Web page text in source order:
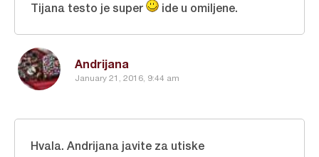
Andrijana
January 21, 2016, 9:44 am
Tijana testo je super ide u omiljene.
Hvala. Andrijana javite za utiske